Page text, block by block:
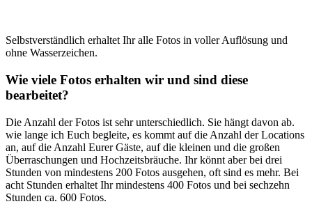
Selbstverständlich erhaltet Ihr alle Fotos in voller Auflösung und
ohne Wasserzeichen.
Wie viele Fotos erhalten wir und sind diese
bearbeitet?
Die Anzahl der Fotos ist sehr unterschiedlich. Sie hängt davon ab.
wie lange ich Euch begleite, es kommt auf die Anzahl der Locations
an, auf die Anzahl Eurer Gäste, auf die kleinen und die großen
Überraschungen und Hochzeitsbräuche. Ihr könnt aber bei drei
Stunden von mindestens 200 Fotos ausgehen, oft sind es mehr. Bei
acht Stunden erhaltet Ihr mindestens 400 Fotos und bei sechzehn
Stunden ca. 600 Fotos.